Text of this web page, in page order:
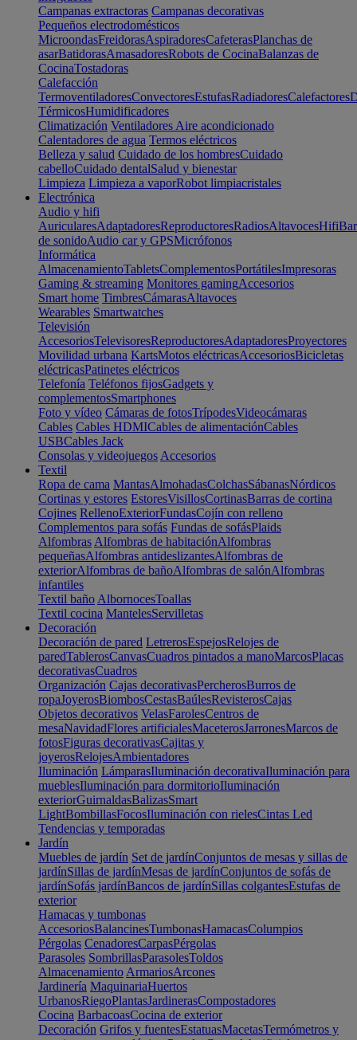
Campanas extractoras Campanas decorativas
Pequeños electrodomésticos
MicroondasFreidorasAspiradoresCafeterasPlanchas de
asarBatidorasAmasadoresRobots de CocinaBalanzas de
CocinaTostadoras
Calefacción
TermoventiladoresConvectoresEstufasRadiadoresCalefactores
TérmicosHumidificadores
Climatización Ventiladores Aire acondicionado
Calentadores de agua Termos eléctricos
Belleza y salud Cuidado de los hombresCuidado
cabelloCuidado dentalSalud y bienestar
Limpieza Limpieza a vaporRobot limpiacristales
Electrónica
Audio y hifi
AuricularesAdaptadoresReproductoresRadiosAltavocesHifi
de sonidoAudio car y GPSMicrófonos
Informática
AlmacenamientoTabletsComplementosPortátilesImpresoras
Gaming & streaming Monitores gamingAccesorios
Smart home TimbresCámarasAltavoces
Wearables Smartwatches
Televisión
AccesoriosTelevisoresReproductoresAdaptadoresProyectores
Movilidad urbana KartsMotos eléctricasAccesoriosBicicletas
eléctricasPatinetes eléctricos
Telefonía Teléfonos fijosGadgets y
complementosSmartphones
Foto y vídeo Cámaras de fotosTrípodesVideocámaras
Cables Cables HDMICables de alimentaciónCables
USBCables Jack
Consolas y videojuegos Accesorios
Textil
Ropa de cama MantasAlmohadasColchasSábanasNórdicos
Cortinas y estores EstoresVisillosCortinasBarras de cortina
Cojines RellenoExteriorFundasCojín con relleno
Complementos para sofás Fundas de sofásPlaids
Alfombras Alfombras de habitaciónAlfombras
pequeñasAlfombras antideslizantesAlfombras de
exteriorAlfombras de bañoAlfombras de salónAlfombras
infantiles
Textil baño AlbornocesToallas
Textil cocina MantelesServilletas
Decoración
Decoración de pared LetrerosEspejosRelojes de
paredTablerosCanvasCuadros pintados a manoMarcosPlacas
decorativasCuadros
Organización Cajas decorativasPercherosBurros de
ropaJoyerosBiombosCestasBaúlesRevisterosCajas
Objetos decorativos VelasFarolesCentros de
mesaNavidadFlores artificialesMaceterosJarronesMarcos de
fotosFiguras decorativasCajitas y
joyerosRelojesAmbientadores
Iluminación LámparasIluminación decorativaIluminación para
mueblesIluminación para dormitorioIluminación
exteriorGuirnaldasBalizasSmart
LightBombillasFocosIluminación con rielesCintas Led
Tendencias y temporadas
Jardín
Muebles de jardín Set de jardínConjuntos de mesas y sillas de
jardínSillas de jardínMesas de jardínConjuntos de sofás de
jardínSofás jardínBancos de jardínSillas colgantesEstufas de
exterior
Hamacas y tumbonas
AccesoriosBalancinesTumbonasHamacasColumpios
Pérgolas CenadoresCarpasPérgolas
Parasoles SombrillasParasolesToldos
Almacenamiento ArmariosArcones
Jardinería MaquinariaHuertos
UrbanosRiegoPlantasJardinerasCompostadores
Cocina BarbacoasCocina de exterior
Decoración Grifos y fuentesEstatuasMacetasTermómetros y